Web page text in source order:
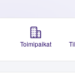
Toimipaikat